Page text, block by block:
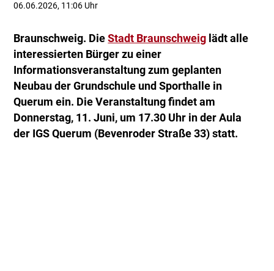
06.06.2026, 11:06 Uhr
Braunschweig. DieStadt Braunschweig lädt alle
interessierten Bürger zu einer
Informationsveranstaltung zum geplanten
Neubau der Grundschule und Sporthalle in
Querum ein. Die Veranstaltung findet am
Donnerstag, 11. Juni, um 17.30 Uhr in der Aula
der IGS Querum (Bevenroder Straße 33) statt.